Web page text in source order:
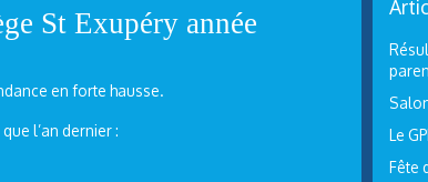
St Exupéry année
en forte hausse.
l’an dernier :
Le
Fête